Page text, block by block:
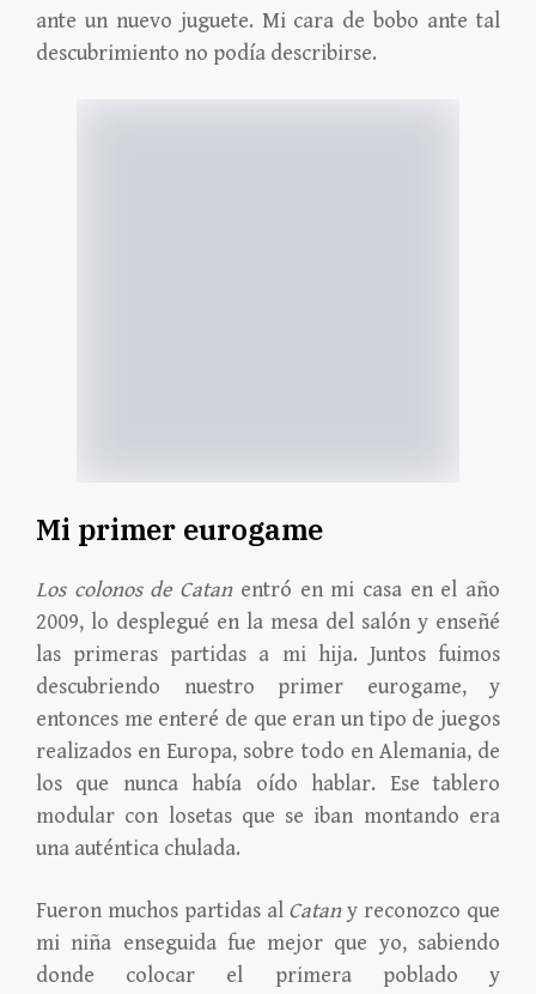
ante un nuevo juguete. Mi cara de bobo ante tal
descubrimiento no podía describirse.
Mi primer eurogame
Los colonos de Catanentró en mi casa en el año
2009, lo desplegué en la mesa del salón y enseñé
las primeras partidas a mi hija. Juntos fuimos
descubriendo nuestro primer eurogame, y
entonces me enteré de que eran un tipo de juegos
realizados en Europa, sobre todo en Alemania, de
los que nunca había oído hablar. Ese tablero
modular con losetas que se iban montando era
una auténtica chulada.
Fueron muchos partidas al Catany reconozco que
mi niña enseguida fue mejor que yo, sabiendo
donde colocar el primera poblado y